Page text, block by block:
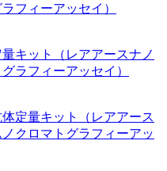
フィーアッセイ）
キット（レアアースナノ
ラフィーアッセイ）
定量キット（レアアース
クロマトグラフィーアッ